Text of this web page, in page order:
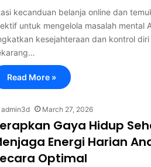
kecanduan belanja online dan
untuk mengelola masalah mental
kesejahteraan dan kontrol diri
Read More »
admin3d March 27, 2026
Gaya Hidup
Energi Harian
Optimal